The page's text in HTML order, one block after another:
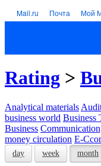
Mail.ru Почта Мой
Rating >
Analytical materials
business world Business
Business
money circulation E-
day week month